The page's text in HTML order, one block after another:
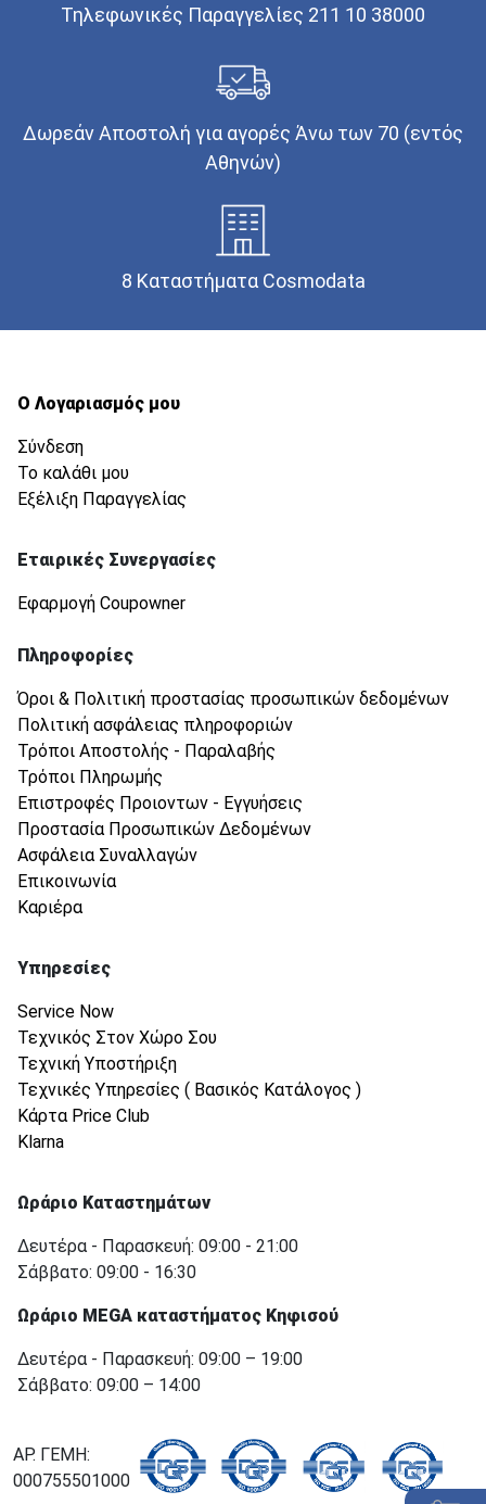
Τηλεφωνικές Παραγγελίες 211 10 38000
Δωρεάν Αποστολή για αγορές Άνω των 70 (εντός
Αθηνών)
8 Καταστήματα Cosmodata
Ο Λογαριασμός μου
Σύνδεση
Το καλάθι μου
Εξέλιξη Παραγγελίας
Εταιρικές Συνεργασίες
Εφαρμογή Coupowner
Πληροφορίες
Όροι & Πολιτική προστασίας προσωπικών δεδομένων
Πολιτική ασφάλειας πληροφοριών
Τρόποι Αποστολής - Παραλαβής
Τρόποι Πληρωμής
Επιστροφές Προιοντων - Εγγυήσεις
Προστασία Προσωπικών Δεδομένων
Ασφάλεια Συναλλαγών
Επικοινωνία
Καριέρα
Υπηρεσίες
Service Now
Τεχνικός Στον Χώρο Σου
Τεχνική Υποστήριξη
Τεχνικές Υπηρεσίες ( Βασικός Κατάλογος )
Κάρτα Price Club
Klarna
Ωράριο Καταστημάτων
Δευτέρα - Παρασκευή: 09:00 - 21:00
Σάββατο: 09:00 - 16:30
Ωράριο MEGA καταστήματος Κηφισού
Δευτέρα - Παρασκευή: 09:00 – 19:00
Σάββατο: 09:00 – 14:00
ΑΡ. ΓΕΜΗ:
000755501000